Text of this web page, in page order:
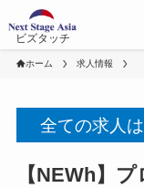
ビズタッチ
ホーム 求人情報
全ての求人
【NEWh】